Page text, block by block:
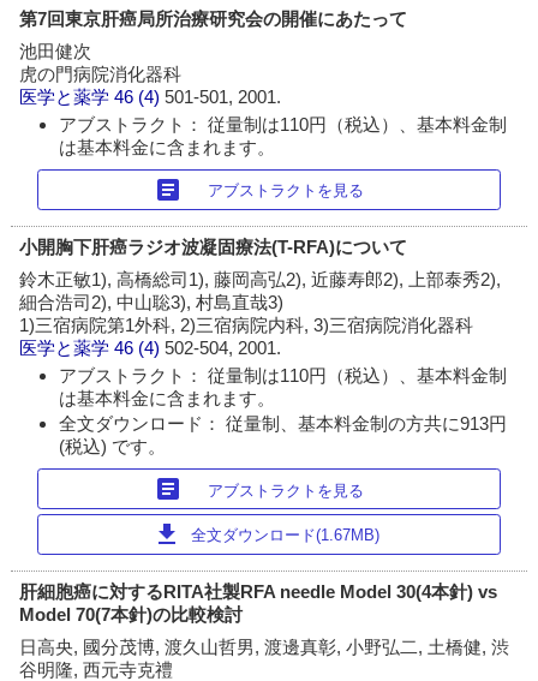
第7回東京肝癌局所治療研究会の開催にあたって
池田健次
虎の門病院消化器科
医学と薬学 46 (4)501-501, 2001.
アブストラクト： 従量制は110円（税込）、基本料金制
は基本料金に含まれます。
article アブストラクトを見る
小開胸下肝癌ラジオ波凝固療法(T-RFA)について
鈴木正敏1), 高橋総司1), 藤岡高弘2), 近藤寿郎2), 上部泰秀2),
細合浩司2), 中山聡3), 村島直哉3)
1)三宿病院第1外科, 2)三宿病院内科, 3)三宿病院消化器科
医学と薬学 46 (4)502-504, 2001.
アブストラクト： 従量制は110円（税込）、基本料金制
は基本料金に含まれます。
全文ダウンロード： 従量制、基本料金制の方共に913円
(税込) です。
article アブストラクトを見る
download 全文ダウンロード(1.67MB)
肝細胞癌に対するRITA社製RFA needle Model 30(4本針) vs
Model 70(7本針)の比較検討
日高央, 國分茂博, 渡久山哲男, 渡邊真彰, 小野弘二, 土橋健, 渋
谷明隆, 西元寺克禮